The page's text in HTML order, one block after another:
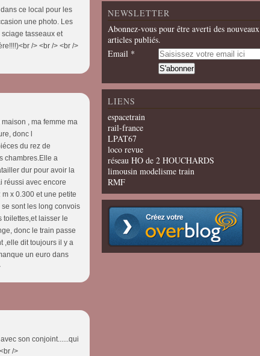
ce local pour les
une photo. Les
tasseaux et
/> <br /> <br />
, ma femme ma
donc l
du rez de
chambres.Elle a
dur pour avoir la
réussi avec encore
x 0.300 et une petite
sont les long convois
toilettes,et laisser le
donc le train passe
,elle dit toujours il y a
un euro dans
son conjoint......qui
/>
NEWSLETTER
Abonnez-vous pour être averti des nouveaux
articles publiés.
Email
LIENS
espacetrain
rail-france
LPAT67
loco revue
réseau HO de 2 HOUCHARDS
limousin modelisme train
RMF